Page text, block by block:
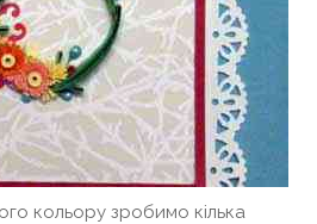
кольору зробимо кілька